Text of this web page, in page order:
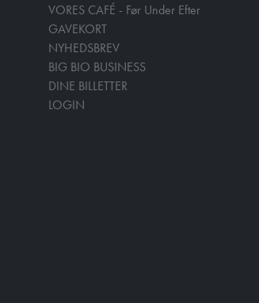
VORES CAFÉ - Før Under Efter
GAVEKORT
NYHEDSBREV
BIG BIO BUSINESS
DINE BILLETTER
LOGIN